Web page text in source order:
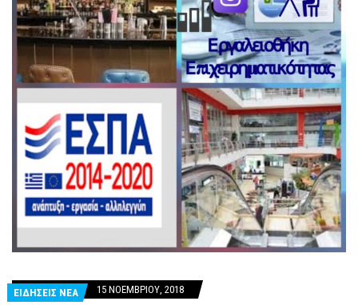
ΕΙΔΗΣΕΙΣ ΝΕΑ 15 ΝΟΕΜΒΡΊΟΥ, 2018